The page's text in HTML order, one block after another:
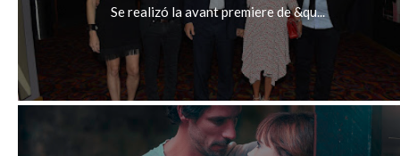
Se realizó la avant premiere de &qu...